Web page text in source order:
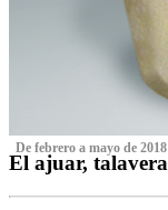
‌ De febrero a mayo de 2018
El ajuar,